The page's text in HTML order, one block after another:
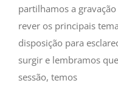
partilhamos a
rever os principais
disposição para
surgir e lembramos
sessão, temos